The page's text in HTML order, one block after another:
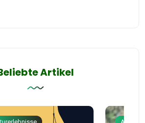
Artikel